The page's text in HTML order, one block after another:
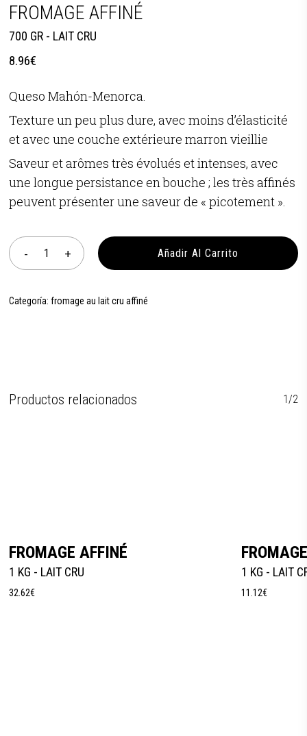
FROMAGE AFFINÉ
700 GR - LAIT CRU
8.96€
Queso Mahón-Menorca.
Texture un peu plus dure, avec moins d’élasticité
et avec une couche extérieure marron vieillie
Saveur et arômes très évolués et intenses, avec
une longue persistance en bouche ; les très affinés
peuvent présenter une saveur de « picotement ».
Añadir Al Carrito
Categoría:fromage au lait cru affiné
Productos relacionados 1/2
Añadir Al Carrito
FROMAGE AFFINÉ
1 KG - LAIT CRU
32.62€
1 KG - LAIT
11.12€